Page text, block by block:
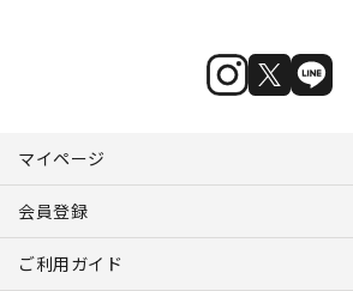
マイページ
会員登録
ご利用ガイド